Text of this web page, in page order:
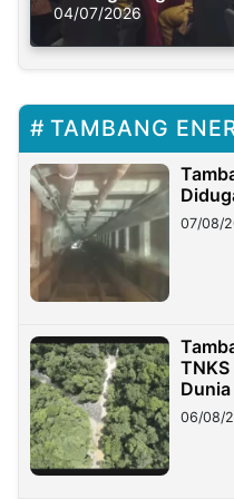
Solusi Krisis Iklim
04/07/2026
TAMBANG
07/08/
Dunia
06/08/